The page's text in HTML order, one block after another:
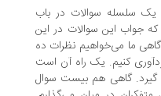
سوالات در باب
این سوالات در این
می‌خواهیم نظرات ده
کنیم. یک راه آن است
گاهی هم بیست سوال